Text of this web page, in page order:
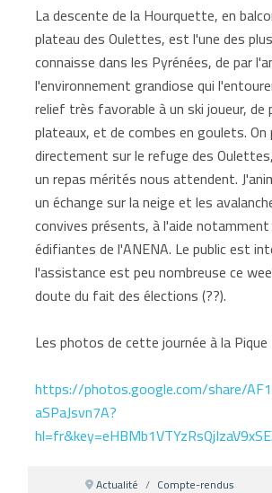
La descente de la Hourquette, en
plateau des Oulettes, est l'une des
connaisse dans les Pyrénées, de par
l'environnement grandiose qui
relief très favorable à un ski joueur, de
plateaux, et de combes en goulets.
directement sur le refuge des
un repas mérités nous attendent.
un échange sur la neige et les
convives présents, à l'aide
édifiantes de l'ANENA. Le public est
l'assistance est peu nombreuse ce
doute du fait des élections (??).
Les photos de cette journée à la Pique
https://photos.google.com/share/
aSPaJsvn7A?
Actualité Compte-rendus